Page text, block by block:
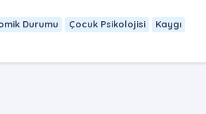
Durumu Çocuk Psikolojisi Kaygı